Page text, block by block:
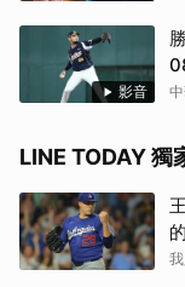
影音
LINE TODAY 獨